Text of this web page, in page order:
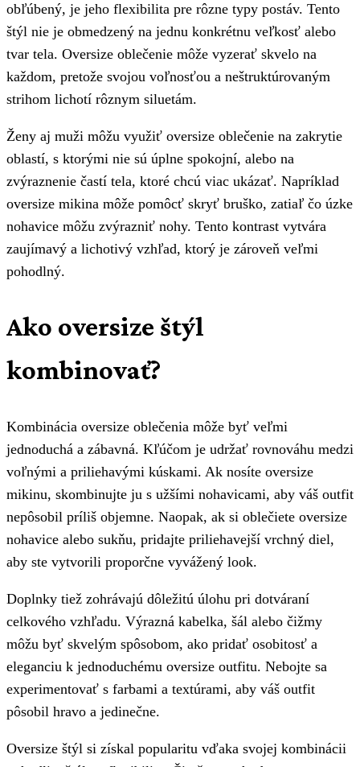
obľúbený, je jeho flexibilita pre rôzne typy postáv. Tento
štýl nie je obmedzený na jednu konkrétnu veľkosť alebo
tvar tela. Oversize oblečenie môže vyzerať skvelo na
každom, pretože svojou voľnosťou a neštruktúrovaným
strihom lichotí rôznym siluetám.
Ženy aj muži môžu využiť oversize oblečenie na zakrytie
oblastí, s ktorými nie sú úplne spokojní, alebo na
zvýraznenie častí tela, ktoré chcú viac ukázať. Napríklad
oversize mikina môže pomôcť skryť bruško, zatiaľ čo úzke
nohavice môžu zvýrazniť nohy. Tento kontrast vytvára
zaujímavý a lichotivý vzhľad, ktorý je zároveň veľmi
pohodlný.
Ako oversize štýl
kombinovať?
Kombinácia oversize oblečenia môže byť veľmi
jednoduchá a zábavná. Kľúčom je udržať rovnováhu medzi
voľnými a priliehavými kúskami. Ak nosíte oversize
mikinu, skombinujte ju s užšími nohavicami, aby váš outfit
nepôsobil príliš objemne. Naopak, ak si oblečiete oversize
nohavice alebo sukňu, pridajte priliehavejší vrchný diel,
aby ste vytvorili proporčne vyvážený look.
Doplnky tiež zohrávajú dôležitú úlohu pri dotváraní
celkového vzhľadu. Výrazná kabelka, šál alebo čižmy
môžu byť skvelým spôsobom, ako pridať osobitosť a
eleganciu k jednoduchému oversize outfitu. Nebojte sa
experimentovať s farbami a textúrami, aby váš outfit
pôsobil hravo a jedinečne.
Oversize štýl si získal popularitu vďaka svojej kombinácii